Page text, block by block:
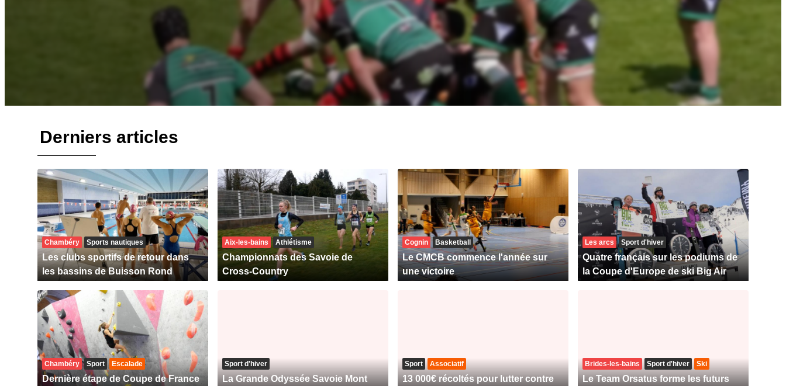
Derniers articles
Chambéry Sports nautiques
Les clubs sportifs de retour dans
les bassins de Buisson Rond
Aix-les-bains Athlétisme
Championnats des Savoie de
Cross-Country
Cognin Basketball
Le CMCB commence l'année sur
une victoire
Les arcs Sport d'hiver
Quatre français sur les podiums de
la Coupe d'Europe de ski Big Air
Chambéry Sport Escalade
Dernière étape de Coupe de France
Sport d'hiver
La Grande Odyssée Savoie Mont
Sport Associatif
13 000€ récoltés pour lutter contre
Brides-les-bains Sport d'hiver Ski
Le Team Orsatus forme les futurs